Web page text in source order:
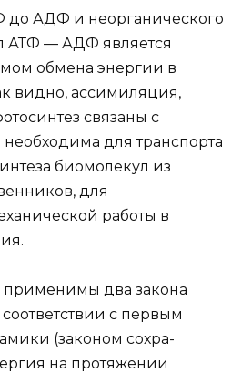
до АДФ и неорганического
АТФ — АДФ является
обмена энергии в
видно, ассимиляция,
связаны с
для транспорта
биомолекул из
для
работы в
два закона
с первым
(законом сохра-
на протяжении